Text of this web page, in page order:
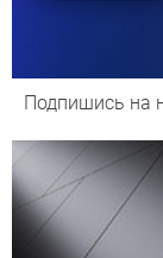
Подпишись на